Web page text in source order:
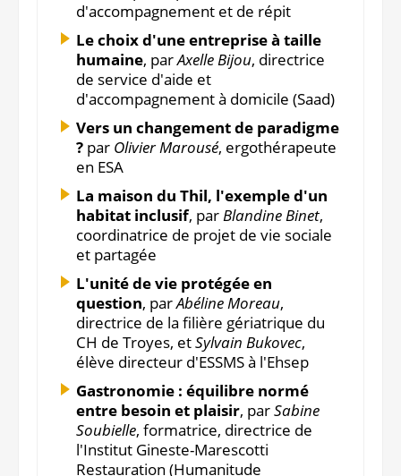
d'accompagnement et de répit
Le choix d'une entreprise à taille
humaine, parAxelle Bijou, directrice
de service d'aide et
d'accompagnement à domicile (Saad)
Vers un changement de paradigme
?par Olivier Marousé, ergothérapeute
en ESA
La maison du Thil, l'exemple d'un
habitat inclusif, parBlandine Binet,
coordinatrice de projet de vie sociale
et partagée
L'unité de vie protégée en
question, parAbéline Moreau,
directrice de la filière gériatrique du
CH de Troyes, etSylvain Bukovec,
élève directeur d'ESSMS à l'Ehsep
Gastronomie : équilibre normé
entre besoin et plaisir, parSabine
Soubielle, formatrice, directrice de
l'Institut Gineste-Marescotti
Restauration (Humanitude